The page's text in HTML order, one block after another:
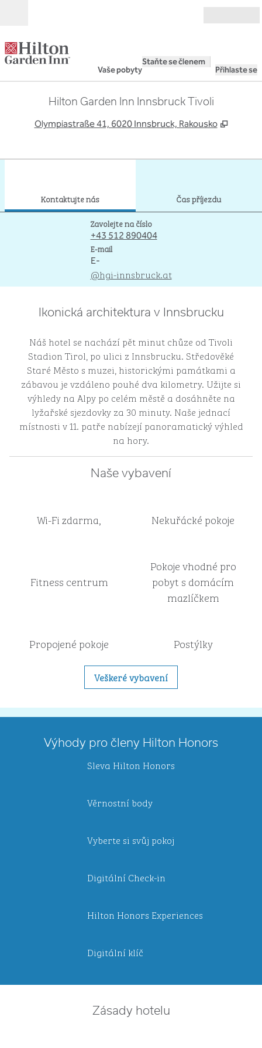
Vaše pobyty
Staňte se členem
Přihlaste se
Hilton Garden Inn Innsbruck Tivoli
Olympiastraße 41, 6020 Innsbruck, Rakousko ,
Kontaktujte nás
Čas příjezdu
Zavolejte na číslo
Volání
+43 512 890404
E-mail
E-
mailinfo
@hgi-innsbruck.at
Ikonická architektura v Innsbrucku
Náš hotel se nachází pět minut chůze od Tivoli
Stadion Tirol, po ulici z Innsbrucku. Středověké
Staré Město s muzei, historickými památkami a
zábavou je vzdáleno pouhé dva kilometry. Užijte si
výhledy na Alpy po celém městě a dosáhněte na
lyžařské sjezdovky za 30 minuty. Naše jednací
místnosti v 11. patře nabízejí panoramatický výhled
na hory.
Naše vybavení
Wi-Fi zdarma, Nekuřácké pokoje
Fitness centrum
Pokoje vhodné pro
pobyt s domácím
mazlíčkem
Propojené pokoje Postýlky
Veškeré vybavení
Výhody pro členy Hilton Honors
Sleva Hilton Honors
Věrnostní body
Vyberte si svůj pokoj
Digitální Check-in
Hilton Honors Experiences
Digitální klíč
Zásady hotelu